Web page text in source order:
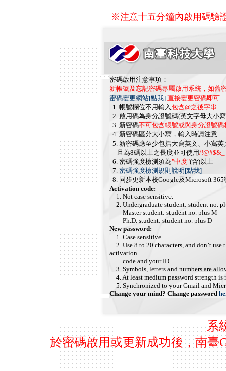
※注意十五分鐘內啟用碼驗
密碼啟用注意事項：
新帳號及忘記密碼專屬啟用系統，如舊
密碼變更網站[點我]直接變更密碼即可
1. 帳號欄位不用輸入包含@之後字串
2. 啟用碼為身分證號碼(英文字母大小
3. 新密碼不可包含帳號或與身分證號碼
4. 新密碼區分大小寫，輸入時請注意
5. 新密碼應至少包括大寫英文、小寫英
且為8碼以上之長度並可使用/
6. 密碼強度檢測須為"中度"(含)以上
7. 密碼強度檢測規則說明[點我]
8. 同步更新本校Google及Microsoft 365
Activation code:
1. Not case sensitive.
2. Undergraduate student: student no.
Master student: student no. plus M
Ph.D. student: student no. plus D
New password:
1. Case sensitive.
2. Use 8 to 20 characters, and don’t use
activation
code and your ID.
3. Symbols, letters and numbers are
4. At least medium password strength is
5. Synchronized to your Gmail and
Change your mind? Change password
系
於密碼啟用或更新成功後，南臺